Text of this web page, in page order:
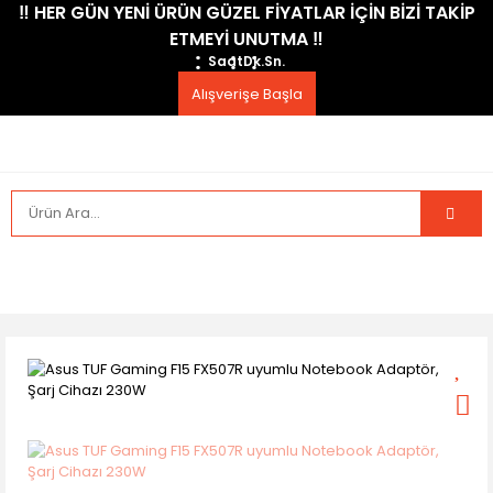
​‼️​ HER GÜN YENİ ÜRÜN GÜZEL FİYATLAR İÇİN BİZİ TAKİP
ETMEYİ UNUTMA ​‼️​
SaatDk.Sn.
Alışverişe Başla